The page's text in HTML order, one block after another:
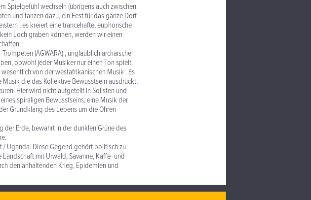
Spielgefühl wechseln (übrigens auch zwischen
und tanzen dazu, ein Fest für das ganze Dorf
, es kreiert eine trancehafte, euphorische
Loch graben können, werden wir einen
(AGWARA) , unglaublich archaische
obwohl jeder Musiker nur einen Ton spielt.
von der westafrikanischen Musik . Es
die das Kollektive Bewusstsein ausdrückt,
Hier wird nicht aufgeteilt in Solisten und
spiraligen Bewusstseins, eine Musik der
Grundklang des Lebens um die Ohren
der Erde, bewahrt in der dunklen Grüne des
Uganda. Diese Gegend gehört politisch zu
mit Urwald, Savanne, Kaffe- und
den anhaltenden Krieg, Epidemien und